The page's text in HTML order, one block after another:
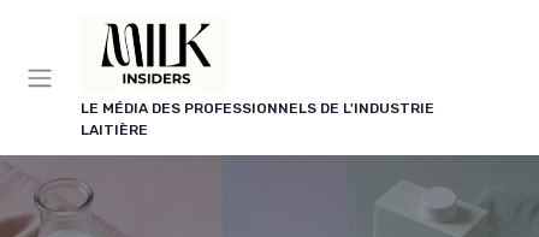
LE MÉDIA DES PROFESSIONNELS DE L'INDUSTRIE
LAITIÈRE